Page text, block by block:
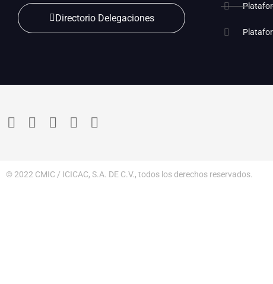
Directorio Delegaciones
© 2022 CMIC / ICICAC, S.A. DE C.V., todos los derechos reservados.